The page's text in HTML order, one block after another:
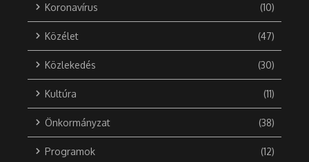
Koronavírus (10)
Közélet (47)
Közlekedés (30)
Kultúra (11)
Önkormányzat (38)
Programok (12)